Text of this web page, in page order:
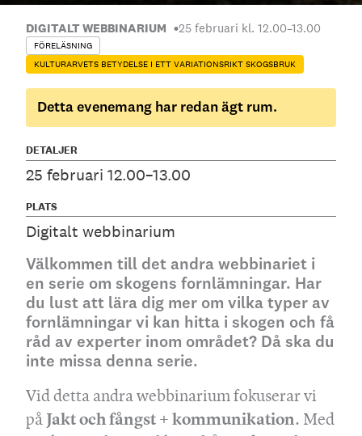
DIGITALT WEBBINARIUM 25 februari kl. 12.00–13.00
FÖRELÄSNING
KULTURARVETS BETYDELSE I ETT VARIATIONSRIKT SKOGSBRUK
Detta evenemang har redan ägt rum.
Välkommen till det andra webbinariet i
en serie om skogens fornlämningar. Har
du lust att lära dig mer om vilka typer av
fornlämningar vi kan hitta i skogen och få
råd av experter inom området? Då ska du
inte missa denna serie.
Vid detta andra webbinarium fokuserar vi
på Jakt och fångst + kommunikation. Med
DETALJER
25 februari 12.00–13.00
PLATS
Digitalt webbinarium